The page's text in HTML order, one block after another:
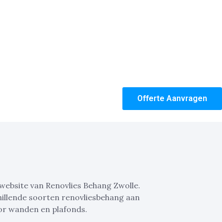
Offerte Aanvragen